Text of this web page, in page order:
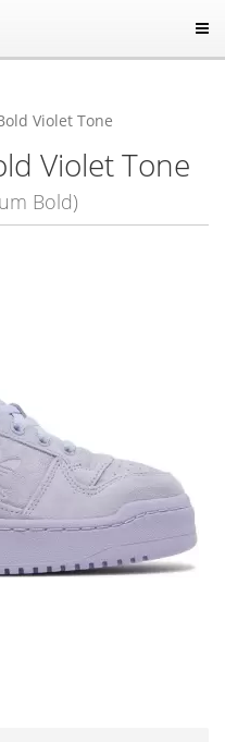
Violet Tone
Violet Tone
Bold)